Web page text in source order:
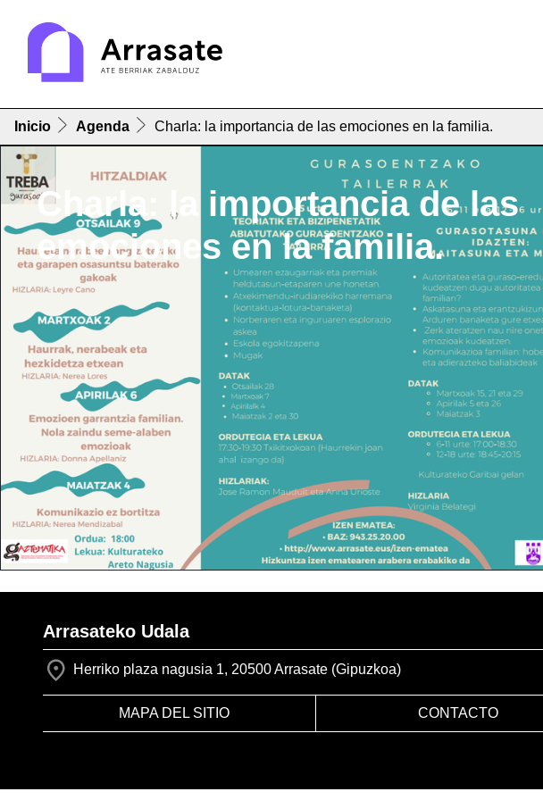
Inicio Agenda Charla: la importancia de las emociones en la familia.
Charla: la importancia de las
emociones en la familia.
Arrasateko Udala
Herriko plaza nagusia 1, 20500 Arrasate (Gipuzkoa)
MAPA DEL SITIO CONTACTO